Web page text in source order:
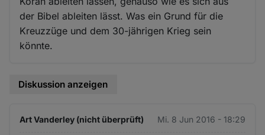
der Bibel ableiten lässt. Was ein Grund für die
Kreuzzüge und dem 30-jährigen Krieg sein
könnte.
Diskussion anzeigen
Art Vanderley (nicht überprüft) Mi. 8 Jun 2016 - 18:29